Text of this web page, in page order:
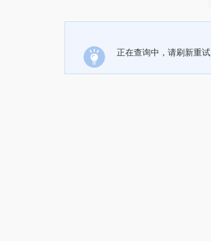
正在查询中，请刷新重试